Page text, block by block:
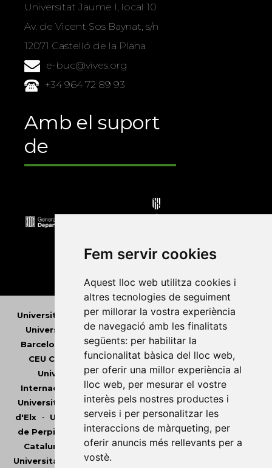
Fem servir cookies
Aquest lloc web utilitza cookies i
altres tecnologies de seguiment
per millorar la vostra experiència
de navegació amb les finalitats
següents: per habilitar la
funcionalitat bàsica del lloc web,
per oferir una millor experiència al
lloc web, per mesurar el vostre
interès pels nostres productes i
serveis i per personalitzar les
interaccions de màrqueting, per
oferir anuncis més rellevants per a
vostè.
Universitat Jaume I, local 10
Av. de Vicent Sos Baynat, s/n
12071 Castelló de la Plana
e-buc@vives.org
+34 964 72 89 93
Amb el suport
de
Universitat Abat Oliba CEU • Universitat d'Alacant
Universitat d'Andorra•Universitat Autònoma de
Barcelona
Universitat de Barcelona •
CEU Cardenal Herrera•Universitat de Girona•
Universitat de les Illes Balears•Universitat
Internacional de Catalunya•Universitat Jaume I
Universitat de Lleida•Universitat Miguel Hernández
d'Elx• Universitat Oberta de Catalunya•Universitat
de Perpinyà Via Domitia•Universitat Politècnica de
Catalunya
Universitat Politècnica de València •
Universitat Pompeu Fabra